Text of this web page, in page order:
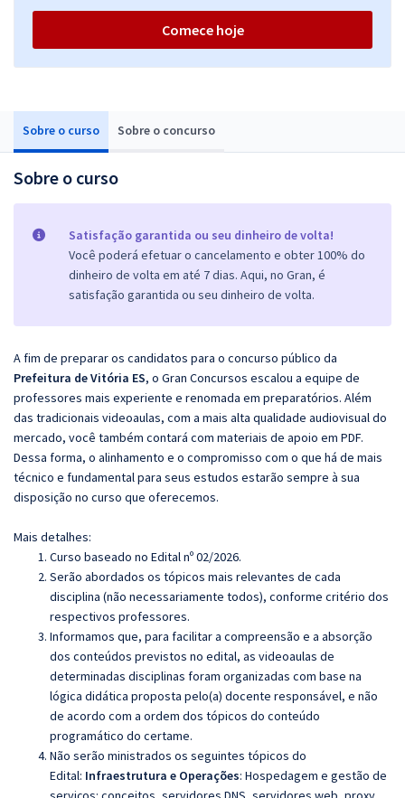
Sobre o curso Sobre o concurso
Sobre o curso
Satisfação garantida ou seu dinheiro de volta!
Você poderá efetuar o cancelamento e obter 100% do
dinheiro de volta em até 7 dias. Aqui, no Gran, é
satisfação garantida ou seu dinheiro de volta.
A fim de preparar os candidatos para o concurso público da
Prefeitura de Vitória ES, o Gran Concursos escalou a equipe de
professores mais experiente e renomada em preparatórios. Além
das tradicionais videoaulas, com a mais alta qualidade audiovisual do
mercado, você também contará com materiais de apoio em PDF.
Dessa forma, o alinhamento e o compromisso com o que há de mais
técnico e fundamental para seus estudos estarão sempre à sua
disposição no curso que oferecemos.
Mais detalhes:
Curso baseado no Edital nº 02/2026.
Serão abordados os tópicos mais relevantes de cada
disciplina (não necessariamente todos), conforme critério dos
respectivos professores.
Informamos que, para facilitar a compreensão e a absorção
dos conteúdos previstos no edital, as videoaulas de
determinadas disciplinas foram organizadas com base na
lógica didática proposta pelo(a) docente responsável, e não
de acordo com a ordem dos tópicos do conteúdo
programático do certame.
Não serão ministrados os seguintes tópicos do
Edital: Infraestrutura e Operações: Hospedagem e gestão de
Comece hoje